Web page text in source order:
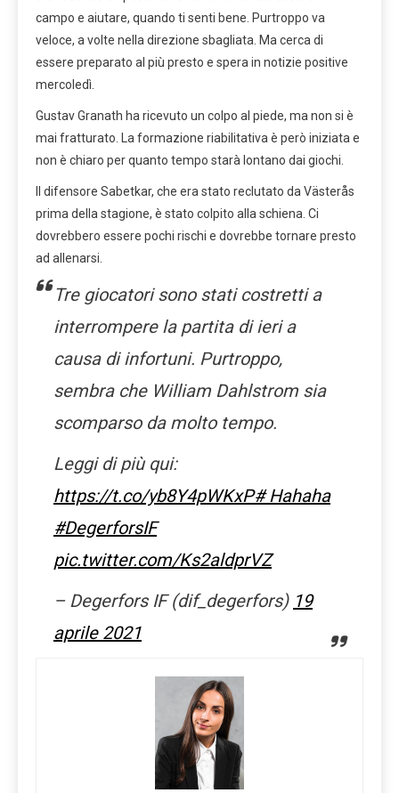
campo e aiutare, quando ti senti bene. Purtroppo va
veloce, a volte nella direzione sbagliata. Ma cerca di
essere preparato al più presto e spera in notizie positive
mercoledì.
Gustav Granath ha ricevuto un colpo al piede, ma non si è
mai fratturato. La formazione riabilitativa è però iniziata e
non è chiaro per quanto tempo starà lontano dai giochi.
Il difensore Sabetkar, che era stato reclutato da Västerås
prima della stagione, è stato colpito alla schiena. Ci
dovrebbero essere pochi rischi e dovrebbe tornare presto
ad allenarsi.
Tre giocatori sono stati costretti a
interrompere la partita di ieri a
causa di infortuni. Purtroppo,
sembra che William Dahlstrom sia
scomparso da molto tempo.
Leggi di più qui:
https://t.co/yb8Y4pWKxP# Hahaha
#DegerforsIF
pic.twitter.com/Ks2aldprVZ
– Degerfors IF (dif_degerfors) 19
aprile 2021